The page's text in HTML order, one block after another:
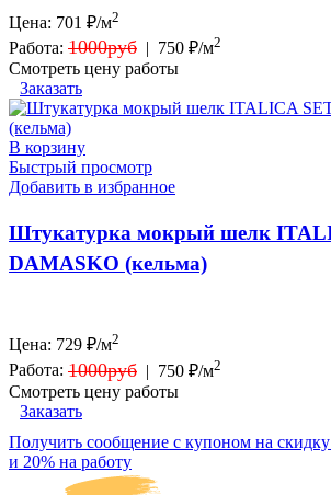
Цена: 701 ₽/м2
Работа: 1000руб | 750 ₽/м2
Смотреть цену работы
Заказать
В корзину
Быстрый просмотр
Добавить в избранное
Штукатурка мокрый шелк
DAMASKO (кельма)
Цена: 729 ₽/м2
Работа: 1000руб | 750 ₽/м2
Смотреть цену работы
Заказать
Получить сообщение с купоном на
и 20% на работу